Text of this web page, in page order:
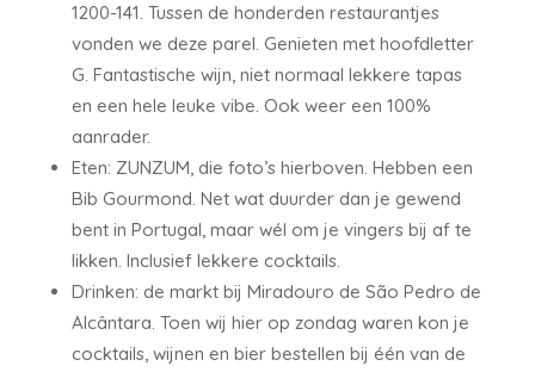
1200-141. Tussen de honderden restaurantjes
vonden we deze parel. Genieten met hoofdletter
G. Fantastische wijn, niet normaal lekkere tapas
en een hele leuke vibe. Ook weer een 100%
aanrader.
Eten: ZUNZUM, die foto’s hierboven. Hebben een
Bib Gourmond. Net wat duurder dan je gewend
bent in Portugal, maar wél om je vingers bij af te
likken. Inclusief lekkere cocktails.
Drinken: de markt bij Miradouro de São Pedro de
Alcântara. Toen wij hier op zondag waren kon je
cocktails, wijnen en bier bestellen bij één van de